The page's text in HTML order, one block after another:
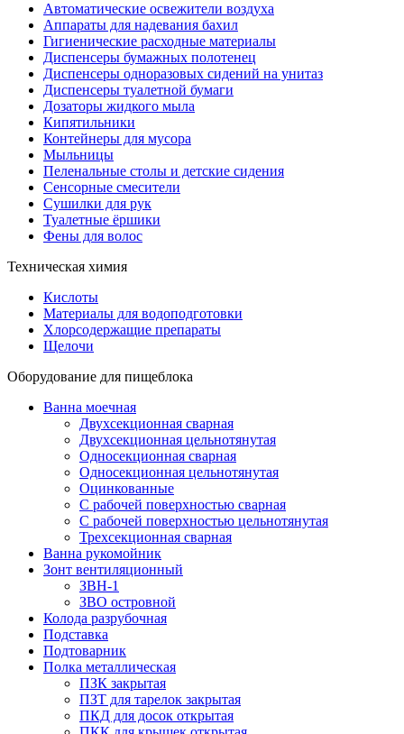
Автоматические освежители воздуха
Аппараты для надевания бахил
Гигиенические расходные материалы
Диспенсеры бумажных полотенец
Диспенсеры одноразовых сидений на унитаз
Диспенсеры туалетной бумаги
Дозаторы жидкого мыла
Кипятильники
Контейнеры для мусора
Мыльницы
Пеленальные столы и детские сидения
Сенсорные смесители
Сушилки для рук
Туалетные ёршики
Фены для волос
Техническая химия
Кислоты
Материалы для водоподготовки
Хлорсодержащие препараты
Щелочи
Оборудование для пищеблока
Ванна моечная
Двухсекционная сварная
Двухсекционная цельнотянутая
Односекционная сварная
Односекционная цельнотянутая
Оцинкованные
С рабочей поверхностью сварная
С рабочей поверхностью цельнотянутая
Трехсекционная сварная
Ванна рукомойник
Зонт вентиляционный
ЗВН-1
ЗВО островной
Колода разрубочная
Подставка
Подтоварник
Полка металлическая
ПЗК закрытая
ПЗТ для тарелок закрытая
ПКД для досок открытая